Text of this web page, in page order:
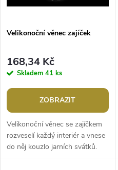
í
p
r
o
d
u
s
p
r
o
d
u
Velikonoční věnec zajíček
168,34 Kč
Skladem 41 ks
ZOBRAZIT
Velikonoční věnec se zajíčkem
rozveselí každý interiér a vnese
do něj kouzlo jarních svátků.
Má roztomilý vzhled, kožešinka